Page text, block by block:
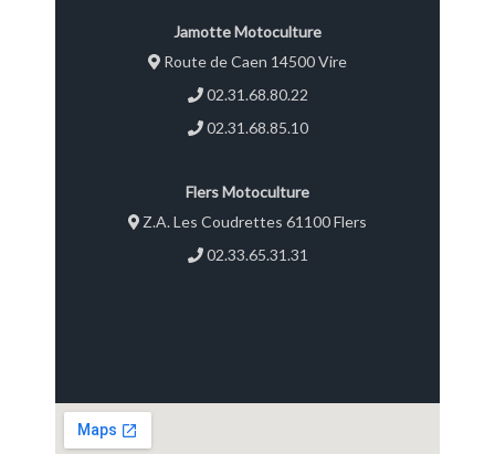
Jamotte Motoculture
Route de Caen 14500 Vire
02.31.68.80.22
02.31.68.85.10
Flers Motoculture
Z.A. Les Coudrettes 61100 Flers
02.33.65.31.31